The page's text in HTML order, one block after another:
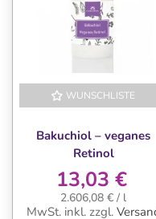
WUNSCHLISTE
Bakuchiol – veganes
Retinol
13,03 €
2.606,08 € / l
MwSt. inkl. zzgl.